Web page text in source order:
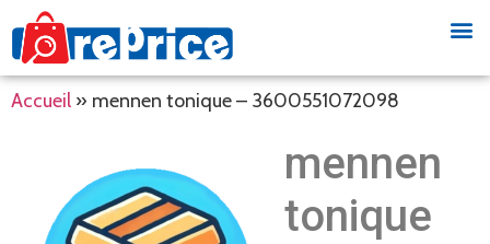
Accueil » mennen tonique – 3600551072098
mennen
tonique